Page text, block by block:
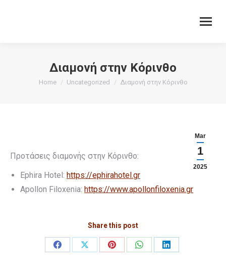
Διαμονή στην Κόρινθο
You are here:
Home Uncategorized Διαμονή στην Κόρινθο
Mar
1
2025
Προτάσεις διαμονής στην Κόρινθο:
Ephira Hotel: https://ephirahotel.gr
Apollon Filoxenia: https://www.apollonfiloxenia.gr
Share this post
Share
Share
Share
Share
Share